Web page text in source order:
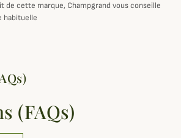
de cette marque, Champgrand vous conseille
habituelle
(FAQs)